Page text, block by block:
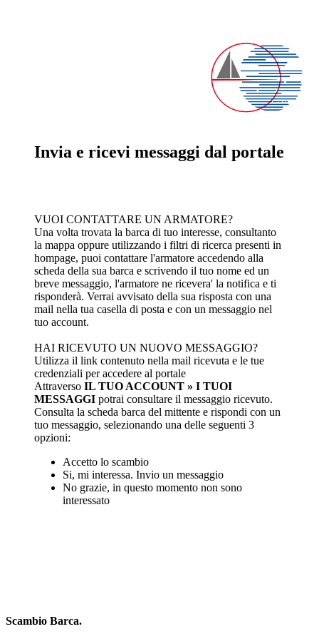
Invia e ricevi messaggi dal portale
VUOI CONTATTARE UN ARMATORE?
Una volta trovata la barca di tuo interesse, consultanto
la mappa oppure utilizzando i filtri di ricerca presenti in
hompage, puoi contattare l'armatore accedendo alla
scheda della sua barca e scrivendo il tuo nome ed un
breve messaggio, l'armatore ne ricevera' la notifica e ti
risponderà. Verrai avvisato della sua risposta con una
mail nella tua casella di posta e con un messaggio nel
tuo account.
HAI RICEVUTO UN NUOVO MESSAGGIO?
Utilizza il link contenuto nella mail ricevuta e le tue
credenziali per accedere al portale
Attraverso IL TUO ACCOUNT » I TUOI
MESSAGGI potrai consultare il messaggio ricevuto.
Consulta la scheda barca del mittente e rispondi con un
tuo messaggio, selezionando una delle seguenti 3
opzioni:
Accetto lo scambio
Si, mi interessa. Invio un messaggio
No grazie, in questo momento non sono
interessato
Scambio Barca.